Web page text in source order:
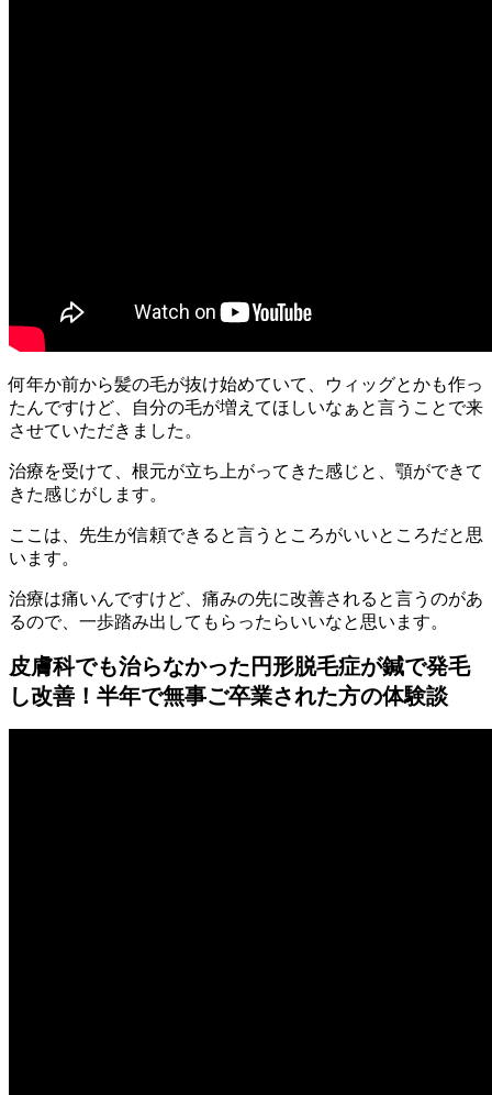
何年か前から髪の毛が抜け始めていて、ウィッグとかも作っ
たんですけど、自分の毛が増えてほしいなぁと言うことで来
させていただきました。
治療を受けて、根元が立ち上がってきた感じと、顎ができて
きた感じがします。
ここは、先生が信頼できると言うところがいいところだと思
います。
治療は痛いんですけど、痛みの先に改善されると言うのがあ
るので、一歩踏み出してもらったらいいなと思います。
皮膚科でも治らなかった円形脱毛症が鍼で発毛
し改善！半年で無事ご卒業された方の体験談